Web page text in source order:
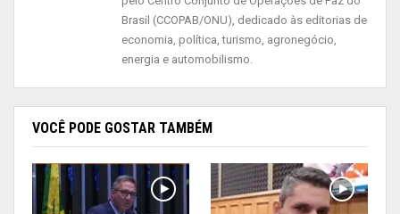
Brasil (CCOPAB/ONU), dedicado às editorias de
economia, política, turismo, agronegócio,
energia e automobilismo.
VOCÊ PODE GOSTAR TAMBÉM